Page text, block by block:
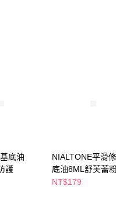
support/home
帳號之用戶狀況，依本公司即
之情形，本公司將視審查結果
費底油
護
NIALTONE平滑
底油8ML舒芙蕾
NT$179